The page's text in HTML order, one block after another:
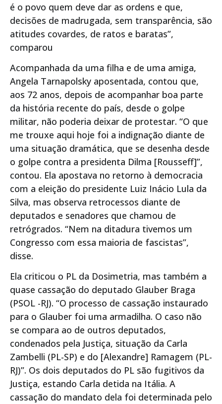
é o povo quem deve dar as ordens e que,
decisões de madrugada, sem transparência, são
atitudes covardes, de ratos e baratas”,
comparou
Acompanhada da uma filha e de uma amiga,
Angela Tarnapolsky aposentada, contou que,
aos 72 anos, depois de acompanhar boa parte
da história recente do país, desde o golpe
militar, não poderia deixar de protestar. “O que
me trouxe aqui hoje foi a indignação diante de
uma situação dramática, que se desenha desde
o golpe contra a presidenta Dilma [Rousseff]”,
contou. Ela apostava no retorno à democracia
com a eleição do presidente Luiz Inácio Lula da
Silva, mas observa retrocessos diante de
deputados e senadores que chamou de
retrógrados. “Nem na ditadura tivemos um
Congresso com essa maioria de fascistas”,
disse.
Ela criticou o PL da Dosimetria, mas também a
quase cassação do deputado Glauber Braga
(PSOL -RJ). “O processo de cassação instaurado
para o Glauber foi uma armadilha. O caso não
se compara ao de outros deputados,
condenados pela Justiça, situação da Carla
Zambelli (PL-SP) e do [Alexandre] Ramagem (PL-
RJ)”. Os dois deputados do PL são fugitivos da
Justiça, estando Carla detida na Itália. A
cassação do mandato dela foi determinada pelo